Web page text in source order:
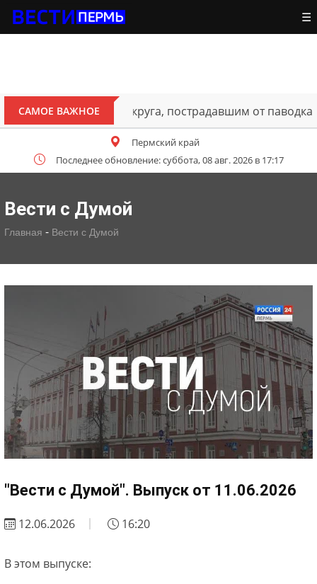
☰
САМОЕ ВАЖНОЕ
Октябрьского округа, пострадавшим от паводка
Пермский край
Последнее обновление: суббота, 08 авг. 2026 в 17:17
Вести с Думой
Главная - Вести с Думой
"Вести с Думой". Выпуск от 11.06.2026
12.06.2026 16:20
В этом выпуске: